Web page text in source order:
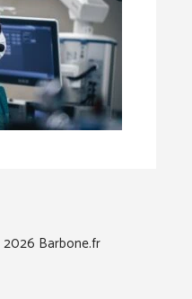
Barbone.fr